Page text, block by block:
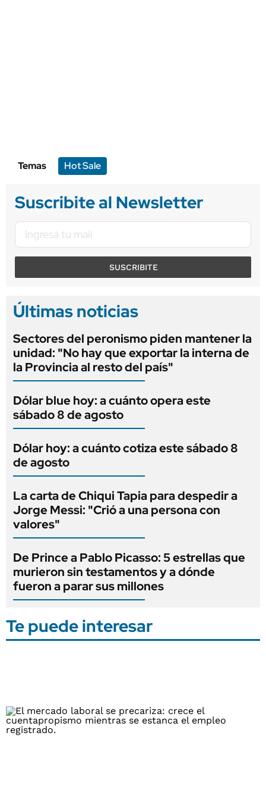
Temas Hot Sale
Suscribite al Newsletter
SUSCRIBITE
Últimas noticias
Sectores del peronismo piden mantener la
unidad: "No hay que exportar la interna de
la Provincia al resto del país"
Dólar blue hoy: a cuánto opera este
sábado 8 de agosto
Dólar hoy: a cuánto cotiza este sábado 8
de agosto
La carta de Chiqui Tapia para despedir a
Jorge Messi: "Crió a una persona con
valores"
De Prince a Pablo Picasso: 5 estrellas que
murieron sin testamentos y a dónde
fueron a parar sus millones
Te puede interesar